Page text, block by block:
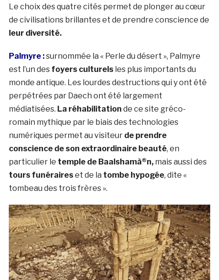
Le choix des quatre cités permet de plonger au cœur
de civilisations brillantes et de prendre conscience de
leur diversité.
Palmyre :surnommée la « Perle du désert », Palmyre
est l’un desfoyers culturelsles plus importants du
monde antique. Les lourdes destructions qui y ont été
perpétrées par Daech ont été largement
médiatisées. La réhabilitation de ce site gréco-
romain mythique par le biais des technologies
numériques permet au visiteur de prendre
conscience de son extraordinaire beauté, en
particulier le temple de Baalshamà®n,mais aussi des
tours funéraireset de la tombe hypogée, dite «
tombeau des trois frères ».